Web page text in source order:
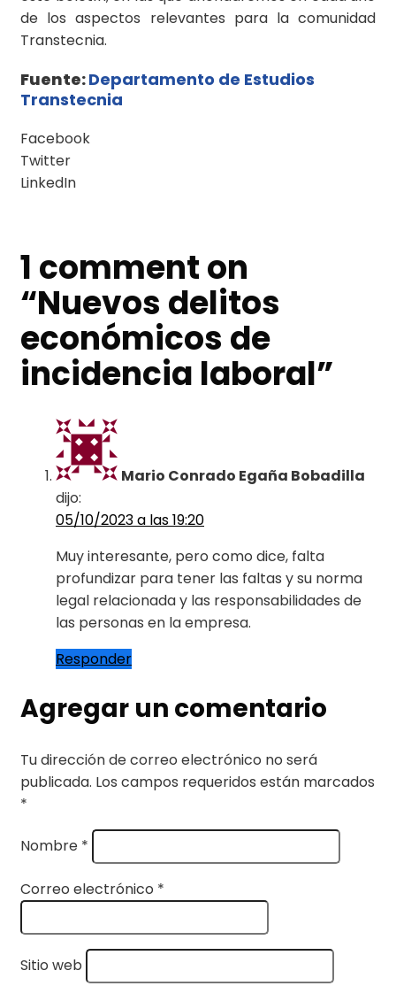
de los aspectos relevantes para la comunidad
Transtecnia.
Fuente:Departamento de Estudios
Transtecnia
Facebook
Twitter
LinkedIn
1 comment on
“Nuevos delitos
económicos de
incidencia laboral”
Mario Conrado Egaña Bobadilla
dijo:
05/10/2023 a las 19:20
Muy interesante, pero como dice, falta
profundizar para tener las faltas y su norma
legal relacionada y las responsabilidades de
las personas en la empresa.
Responder
Agregar un comentario
Tu dirección de correo electrónico no será
publicada. Los campos requeridos están marcados
*
Nombre *
Correo electrónico *
Sitio web